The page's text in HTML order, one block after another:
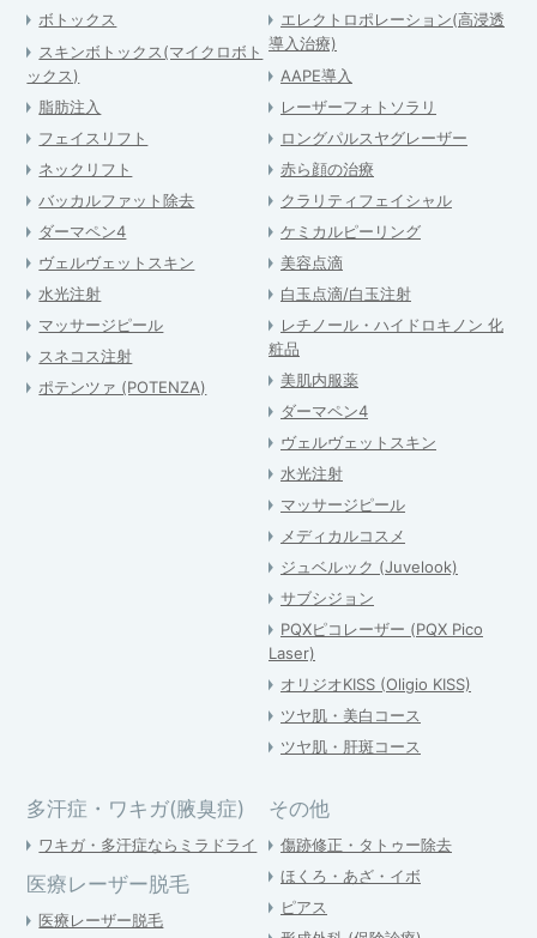
ボトックス
スキンボトックス(マイクロボト
ックス)
脂肪注入
フェイスリフト
ネックリフト
バッカルファット除去
ダーマペン4
ヴェルヴェットスキン
水光注射
マッサージピール
スネコス注射
ポテンツァ (POTENZA)
エレクトロポレーション(高浸透
導入治療)
AAPE導入
レーザーフォトソラリ
ロングパルスヤグレーザー
赤ら顔の治療
クラリティフェイシャル
ケミカルピーリング
美容点滴
白玉点滴/白玉注射
レチノール・ハイドロキノン 化
粧品
美肌内服薬
ダーマペン4
ヴェルヴェットスキン
水光注射
マッサージピール
メディカルコスメ
ジュベルック (Juvelook)
サブシジョン
PQXピコレーザー (PQX Pico
Laser)
オリジオKISS (Oligio KISS)
ツヤ肌・美白コース
ツヤ肌・肝斑コース
多汗症・ワキガ(腋臭症)
ワキガ・多汗症ならミラドライ
医療レーザー脱毛
医療レーザー脱毛
その他
傷跡修正・タトゥー除去
ほくろ・あざ・イボ
ピアス